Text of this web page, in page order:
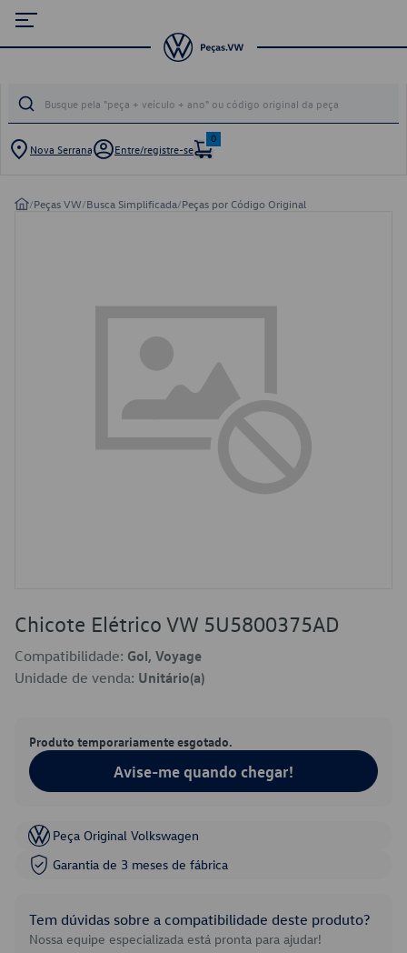
Nova Serrana Entre/registre-se
0
/Peças VW/Busca Simplificada/Peças por Código Original
Chicote Elétrico VW 5U5800375AD
Compatibilidade: Gol, Voyage
Unidade de venda: Unitário(a)
Produto temporariamente esgotado.
Avise-me quando chegar!
Peça Original Volkswagen
Garantia de 3 meses de fábrica
Tem dúvidas sobre a compatibilidade deste produto?
Nossa equipe especializada está pronta para ajudar!